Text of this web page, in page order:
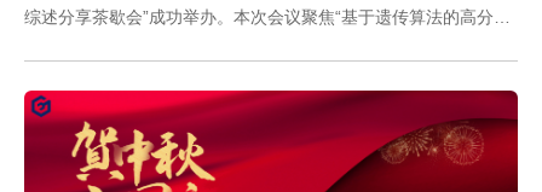
综述分享茶歇会”成功举办。本次会议聚焦“基于遗传算法的高分子